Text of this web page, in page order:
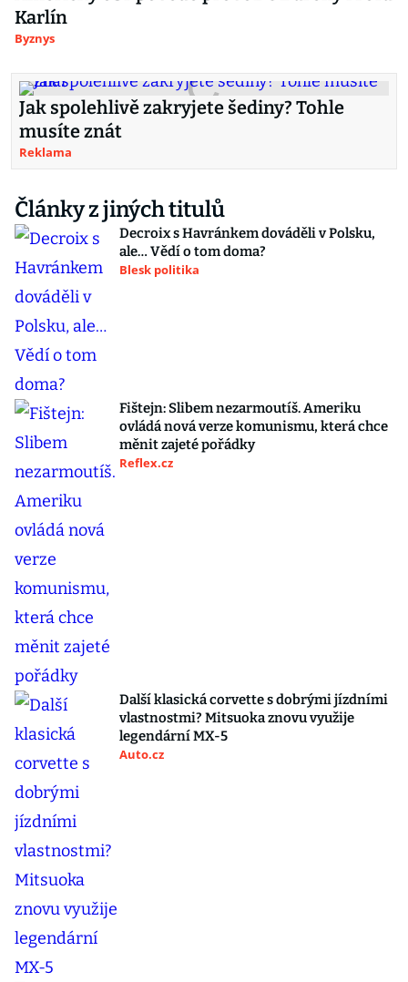
Karlín
Byznys
Jak spolehlivě zakryjete šediny? Tohle
musíte znát
Reklama
Články z jiných titulů
Decroix s Havránkem dováděli v Polsku,
ale… Vědí o tom doma?
Blesk politika
Fištejn: Slibem nezarmoutíš. Ameriku
ovládá nová verze komunismu, která chce
měnit zajeté pořádky
Reflex.cz
Další klasická corvette s dobrými jízdními
vlastnostmi? Mitsuoka znovu využije
legendární MX-5
Auto.cz